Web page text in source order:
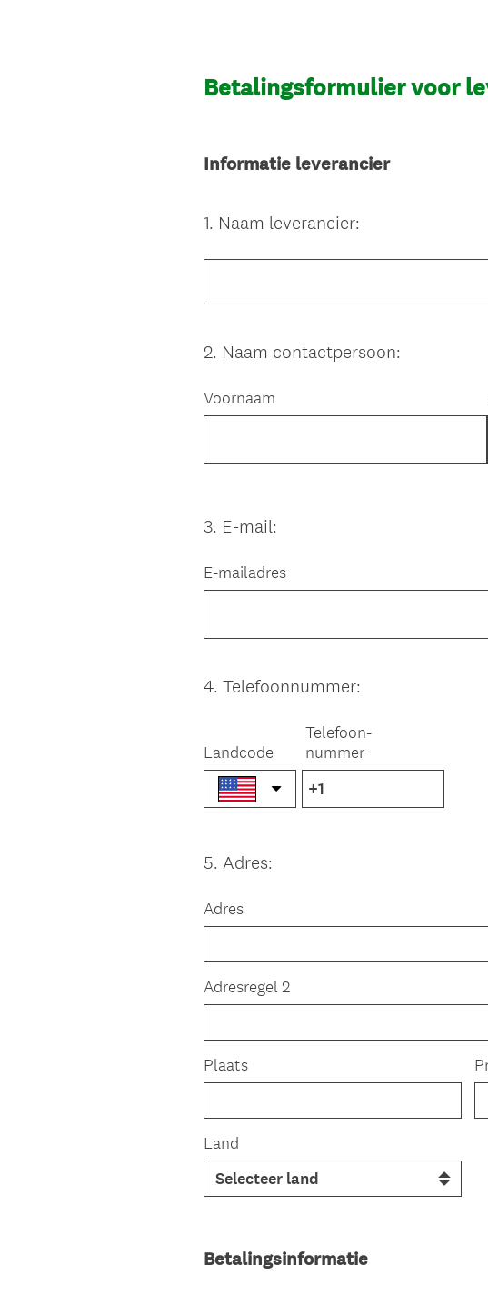
Betalingsformulier voor
Informatie leverancier
Question
1. Naam leverancier:
Question
2. Naam contactpersoon:
Voornaam
Question
3. E-mail:
E-mailadres
Question
4. Telefoonnummer:
Landcode
Telefoon-
nummer
Question
5. Adres:
Adres
Adresregel 2
Plaats
Land
Betalingsinformatie